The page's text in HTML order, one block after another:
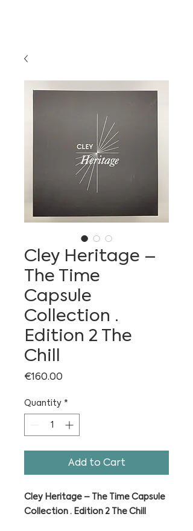
Cley Heritage –
The Time
Capsule
Collection ·
Edition 2 The
Chill
€160.00
Quantity *
Add to Cart
Cley Heritage – The Time Capsule
Collection · Edition 2 The Chill